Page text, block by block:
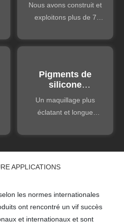
Nous avons construit et
exploitons plus de 7
marques différentes ;
Pigments de
silicone
personnalisés
Un maquillage plus
éclatant et longue
d'entretien.
APPLICATIONS
les normes internationales
ont rencontré un vif succès
et internationaux et sont